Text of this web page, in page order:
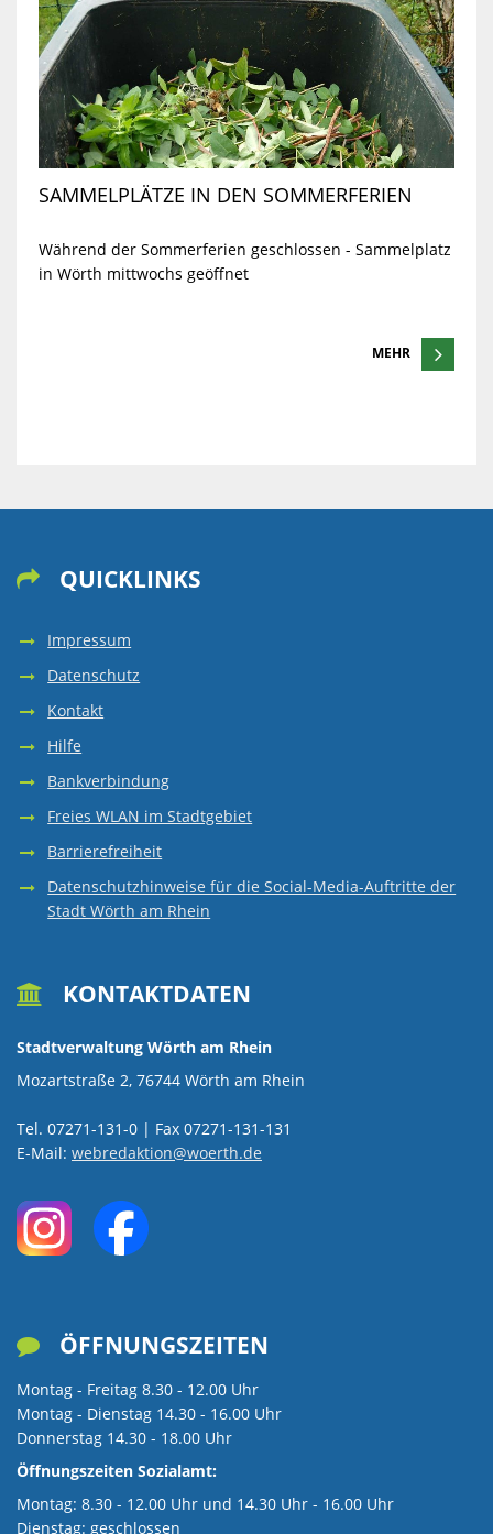
SAMMELPLÄTZE IN DEN SOMMERFERIEN
Während der Sommerferien geschlossen - Sammelplatz
in Wörth mittwochs geöffnet
MEHR
 QUICKLINKS
Impressum
Datenschutz
Kontakt
Hilfe
Bankverbindung
Freies WLAN im Stadtgebiet
Barrierefreiheit
Datenschutzhinweise für die Social-Media-Auftritte der
Stadt Wörth am Rhein
 KONTAKTDATEN
Stadtverwaltung Wörth am Rhein
Mozartstraße 2, 76744 Wörth am Rhein
Tel. 07271-131-0 | Fax 07271-131-131
E-Mail: webredaktion@woerth.de
 ÖFFNUNGSZEITEN
Montag - Freitag 8.30 - 12.00 Uhr
Montag - Dienstag 14.30 - 16.00 Uhr
Donnerstag 14.30 - 18.00 Uhr
Öffnungszeiten Sozialamt:
Montag: 8.30 - 12.00 Uhr und 14.30 Uhr - 16.00 Uhr
Dienstag: geschlossen